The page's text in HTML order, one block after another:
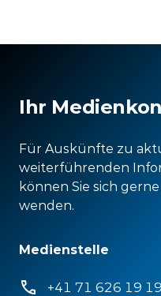
Ihr
Für Auskünfte zu
weiterführenden
können Sie sich
wenden.
Medienstelle
+41 71 626 19 19